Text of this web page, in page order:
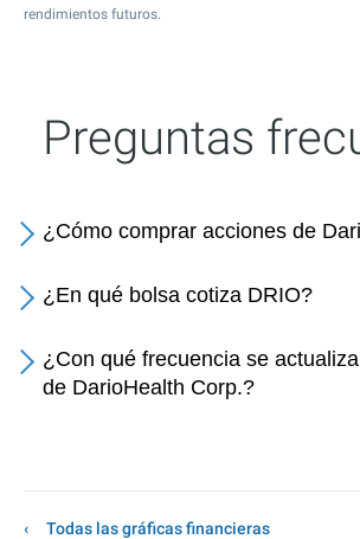
rendimientos futuros.
Preguntas
¿Cómo comprar acciones de
¿En qué bolsa cotiza DRIO?
¿Con qué frecuencia se
de DarioHealth Corp.?
Todas las gráficas financieras